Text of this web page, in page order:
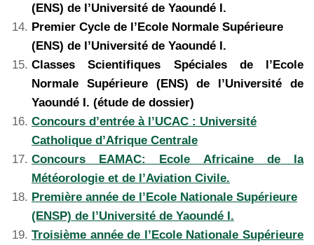
(ENS) de l’Université de Yaoundé I.
Premier Cycle de l’Ecole Normale Supérieure
(ENS) de l’Université de Yaoundé I.
Classes Scientifiques Spéciales de l’Ecole
Normale Supérieure (ENS) de l’Université de
Yaoundé I. (étude de dossier)
Concours d’entrée à l’UCAC : Université
Catholique d’Afrique Centrale
Concours EAMAC: Ecole Africaine de la
Météorologie et de l’Aviation Civile.
Première année de l’Ecole Nationale Supérieure
(ENSP) de l’Université de Yaoundé I.
Troisième année de l’Ecole Nationale Supérieure